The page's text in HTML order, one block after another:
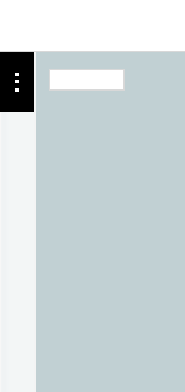
Instytucja